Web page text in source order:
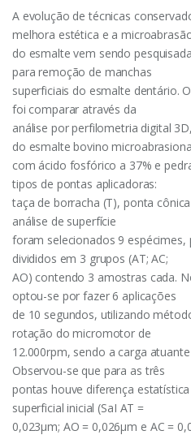
A evolução de técnicas
melhora estética e a
do esmalte vem sendo
para remoção de manchas
superficiais do esmalte dentário.
foi comparar através da
análise por perfilometria digital
do esmalte bovino
com ácido fosfórico a 37% e
tipos de pontas aplicadoras:
taça de borracha (T), ponta
análise de superfície
foram selecionados 9 espécimes,
divididos em 3 grupos (AT; AC;
AO) contendo 3 amostras cada.
optou-se por fazer 6 aplicações
de 10 segundos, utilizando
rotação do micromotor de
12.000rpm, sendo a carga
Observou-se que para as três
pontas houve diferença
superficial inicial (SaI AT =
0,023μm; AO = 0,026μm e AC =